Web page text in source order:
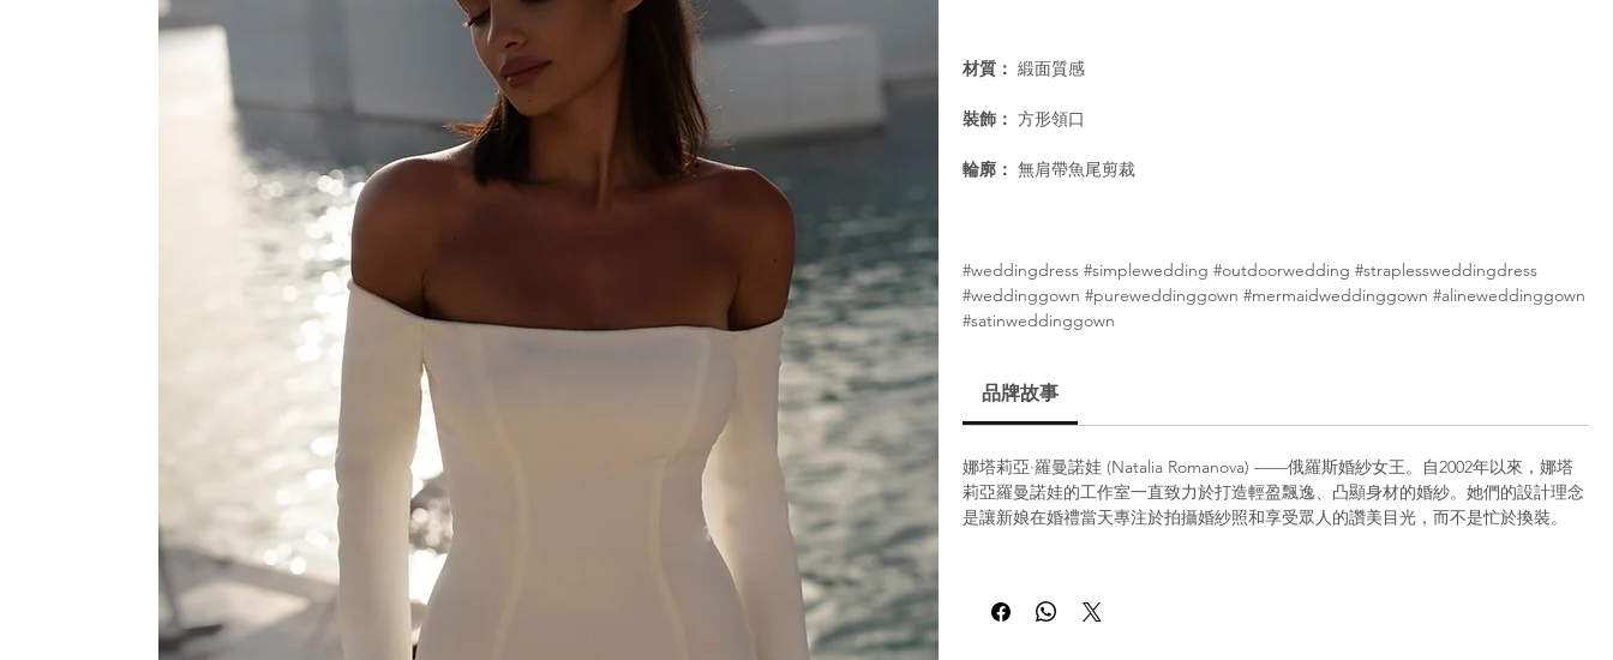
材質： 緞面質感
裝飾： 方形領口
輪廓： 無肩帶魚尾剪裁
#weddingdress #simplewedding #outdoorwedding #straplessweddingdress
#weddinggown #pureweddinggown #mermaidweddinggown #alineweddinggown
#satinweddinggown
品牌故事
娜塔莉亞·羅曼諾娃 (Natalia Romanova) ——俄羅斯婚紗女王。自2002年以來，娜塔
莉亞羅曼諾娃的工作室一直致力於打造輕盈飄逸、凸顯身材的婚紗。她們的設計理念
是讓新娘在婚禮當天專注於拍攝婚紗照和享受眾人的讚美目光，而不是忙於換裝。